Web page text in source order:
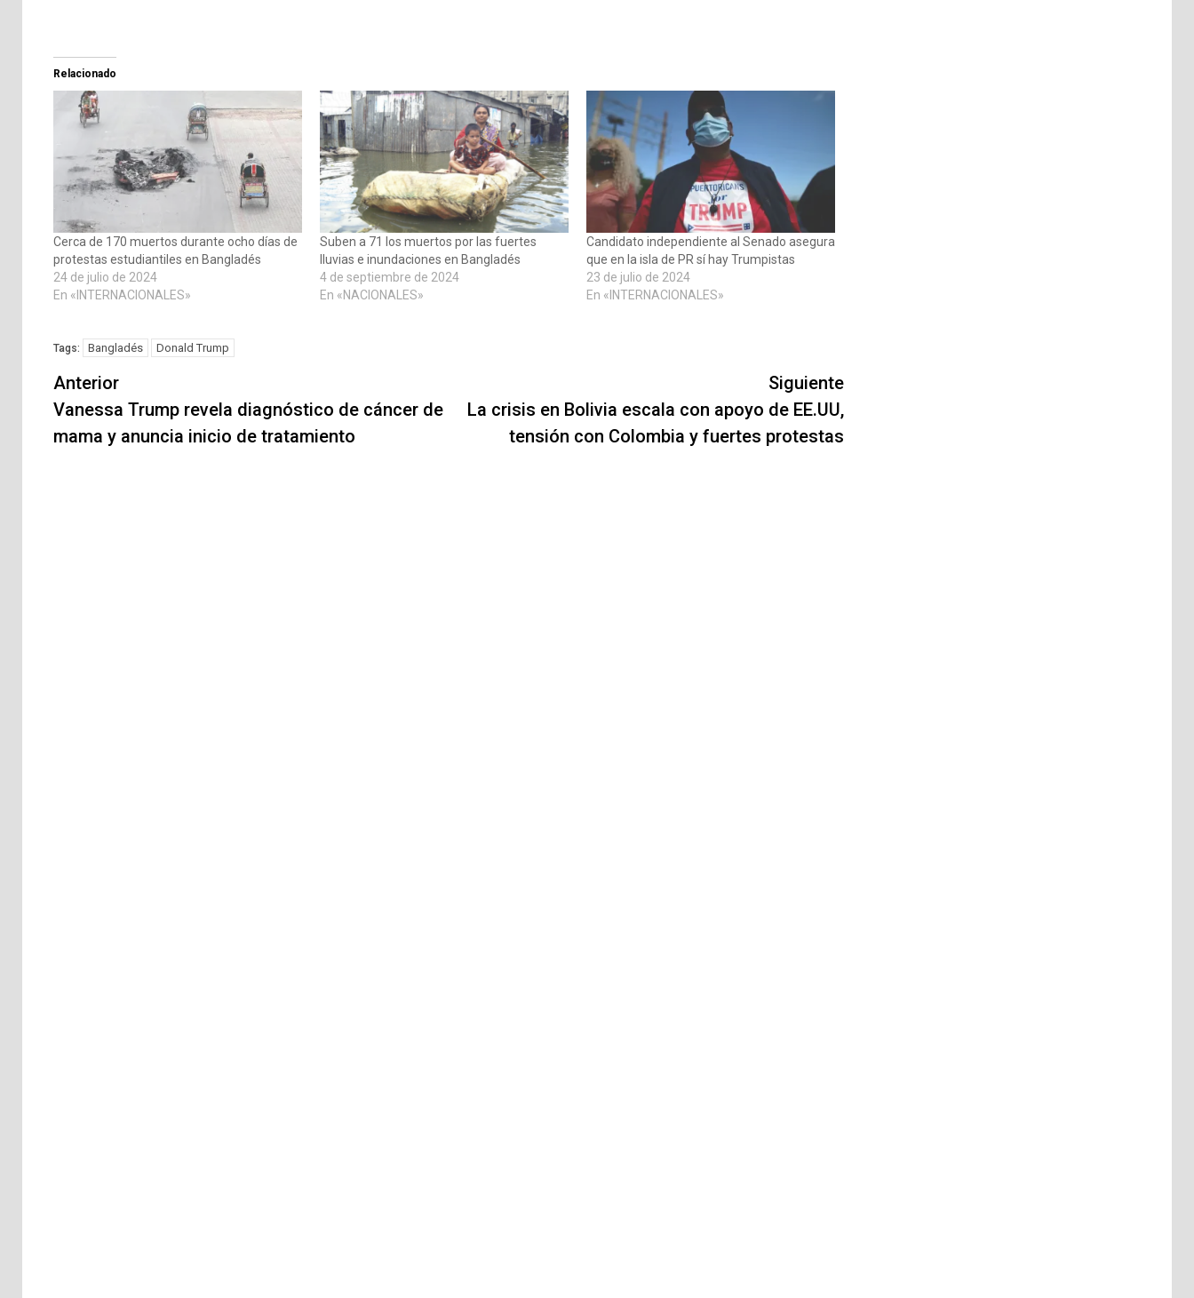
Relacionado
Cerca de 170 muertos durante ocho días de
protestas estudiantiles en Bangladés
24 de julio de 2024
En «INTERNACIONALES»
Suben a 71 los muertos por las fuertes
lluvias e inundaciones en Bangladés
4 de septiembre de 2024
En «NACIONALES»
Candidato independiente al Senado asegura
que en la isla de PR sí hay Trumpistas
23 de julio de 2024
En «INTERNACIONALES»
Tags: Bangladés Donald Trump
Navegación
de
entradas
Anterior
Vanessa Trump revela diagnóstico de cáncer de
mama y anuncia inicio de tratamiento
Siguiente
La crisis en Bolivia escala con apoyo de EE.UU,
tensión con Colombia y fuertes protestas